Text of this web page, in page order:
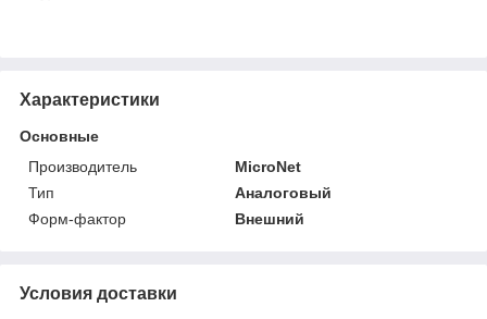
Характеристики
Основные
Производитель
MicroNet
Тип
Аналоговый
Форм-фактор
Внешний
Условия доставки